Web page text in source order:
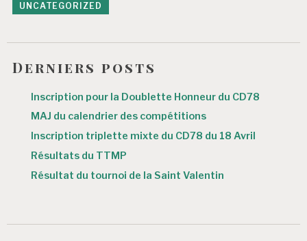
UNCATEGORIZED
Derniers posts
Inscription pour la Doublette Honneur du CD78
MAJ du calendrier des compétitions
Inscription triplette mixte du CD78 du 18 Avril
Résultats du TTMP
Résultat du tournoi de la Saint Valentin